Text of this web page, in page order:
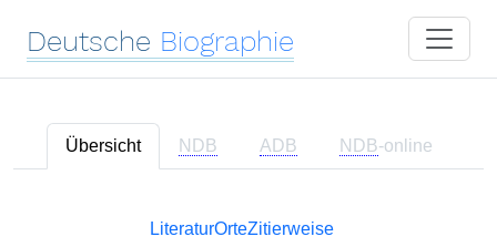
Deutsche Biographie
Übersicht NDB ADB NDB-online
LiteraturOrteZitierweise